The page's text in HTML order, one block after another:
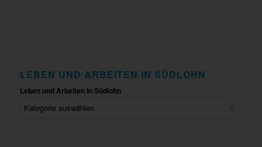
LEBEN UND ARBEITEN IN SÜDLOHN
Leben und Arbeiten in Südlohn